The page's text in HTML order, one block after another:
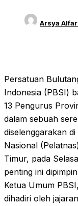
Arsya
Persatuan
Indonesia (PBSI)
13 Pengurus
dalam sebuah
diselenggarakan
Nasional
Timur, pada
penting ini
Ketua Umum
dihadiri oleh